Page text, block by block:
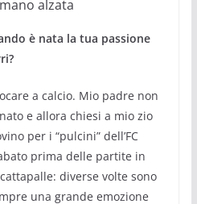
alzata
è nata la tua passione
a calcio. Mio padre non
e allora chiesi a mio zio
per i “pulcini” dell’FC
prima delle partite in
diverse volte sono
una grande emozione